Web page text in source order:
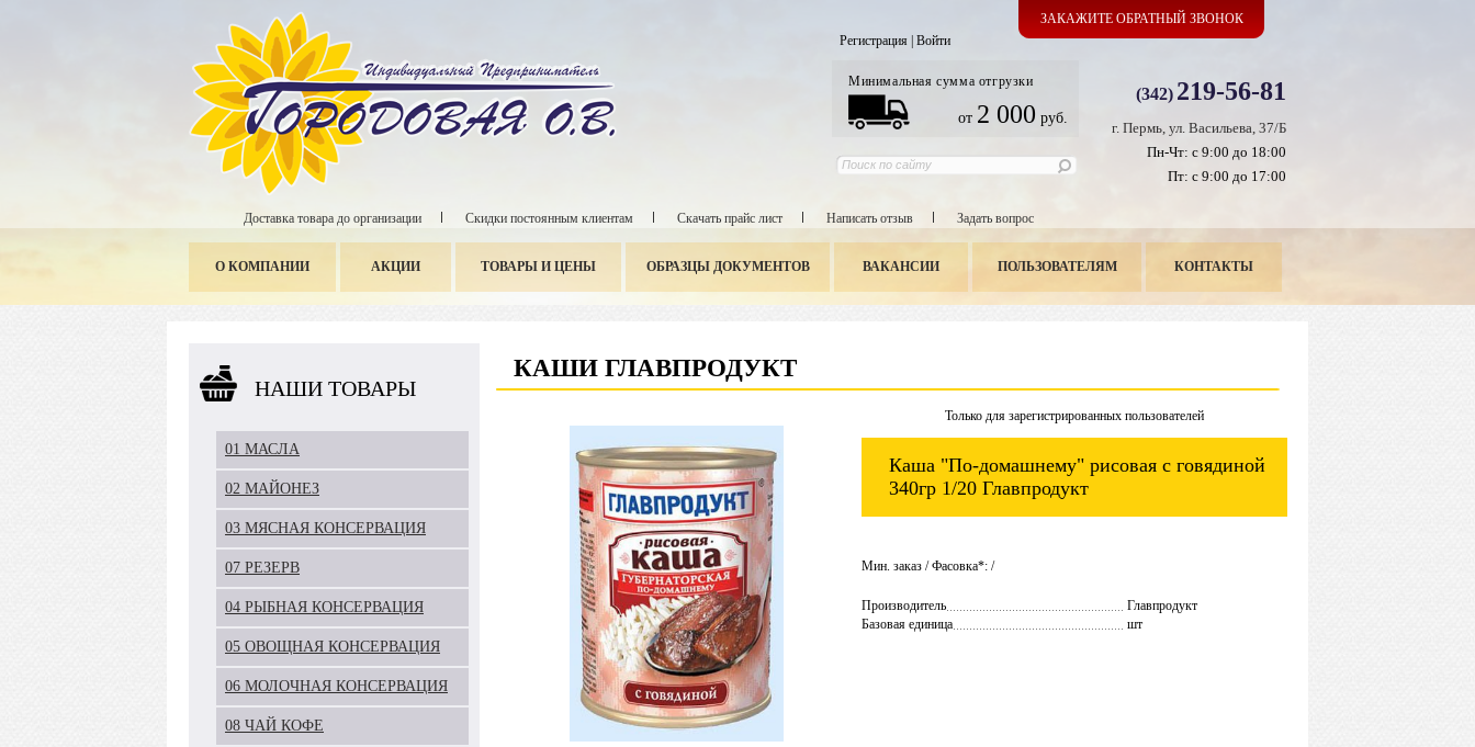
(342) 219-56-81
г. Пермь, ул. Васильева, 37/Б
Пн-Чт: с 9:00 до 18:00
Пт: с 9:00 до 17:00
Регистрация Войти
Минимальная сумма отгрузки
от 2 000 руб.
Доставка товара до организации Скидки постоянным клиентам Скачать прайс лист Написать отзыв Задать вопрос
О КОМПАНИИ АКЦИИ ТОВАРЫ И ЦЕНЫ ОБРАЗЦЫ ДОКУМЕНТОВ ВАКАНСИИ ПОЛЬЗОВАТЕЛЯМ КОНТАКТЫ
ЗАКАЖИТЕ ОБРАТНЫЙ ЗВОНОК
НАШИ ТОВАРЫ
01 МАСЛА
02 МАЙОНЕЗ
03 МЯСНАЯ КОНСЕРВАЦИЯ
07 РЕЗЕРВ
04 РЫБНАЯ КОНСЕРВАЦИЯ
05 ОВОЩНАЯ КОНСЕРВАЦИЯ
06 МОЛОЧНАЯ КОНСЕРВАЦИЯ
08 ЧАЙ КОФЕ
КАШИ ГЛАВПРОДУКТ
Только для зарегистрированных пользователей
Каша "По-домашнему" рисовая с говядиной
340гр 1/20 Главпродукт
Мин. заказ / Фасовка*: /
Производитель
Главпродукт
Базовая единица
шт